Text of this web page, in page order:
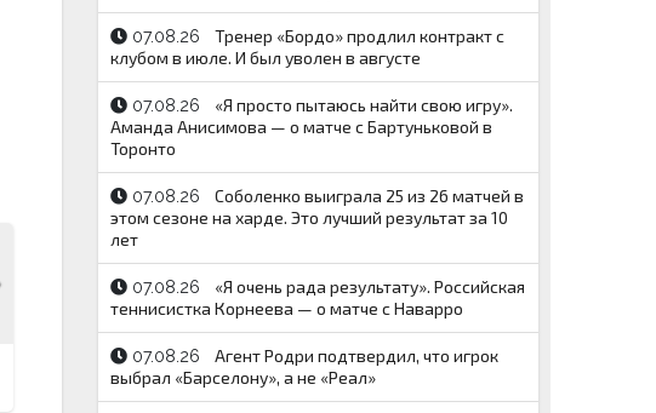
07.08.26
Тренер «Бордо» продлил контракт с
клубом в июле. И был уволен в августе
07.08.26
«Я просто пытаюсь найти свою игру».
Аманда Анисимова — о матче с Бартуньковой в
Торонто
07.08.26
Соболенко выиграла 25 из 26 матчей в
этом сезоне на харде. Это лучший результат за 10
лет
07.08.26
«Я очень рада результату». Российская
теннисистка Корнеева — о матче с Наварро
07.08.26
Агент Родри подтвердил, что игрок
выбрал «Барселону», а не «Реал»